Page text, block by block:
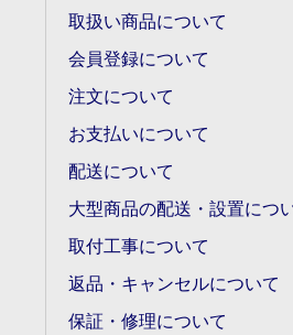
取扱い商品について
会員登録について
注文について
お支払いについて
配送について
大型商品の配送・設置につ
取付工事について
返品・キャンセルについて
保証・修理について